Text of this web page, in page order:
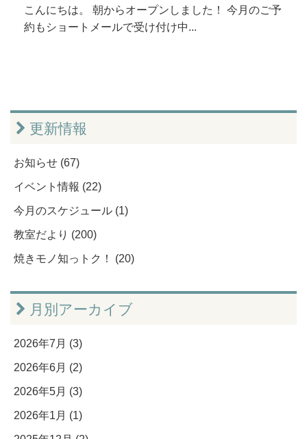
こんにちは。 朝からオープンしました！ 今月のご予
約もショートメールで受け付け中...
更新情報
お知らせ (67)
イベント情報 (22)
今月のスケジュール (1)
教室だより (200)
焼きモノ知っトク！ (20)
月別アーカイブ
2026年7月 (3)
2026年6月 (2)
2026年5月 (3)
2026年1月 (1)